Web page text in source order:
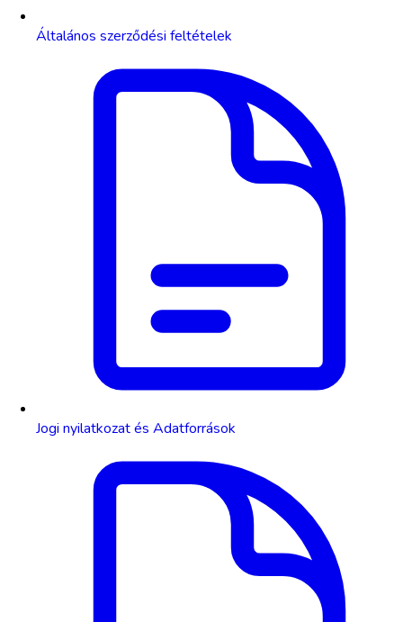
Általános szerződési feltételek
Jogi nyilatkozat és Adatforrások